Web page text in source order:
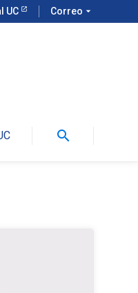
UC Correo arrow_drop_down
search